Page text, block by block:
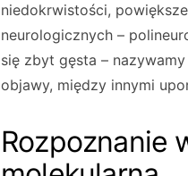
niedokrwistości,
neurologicznych –
się zbyt gęsta –
objawy, między innymi
Rozpoznanie